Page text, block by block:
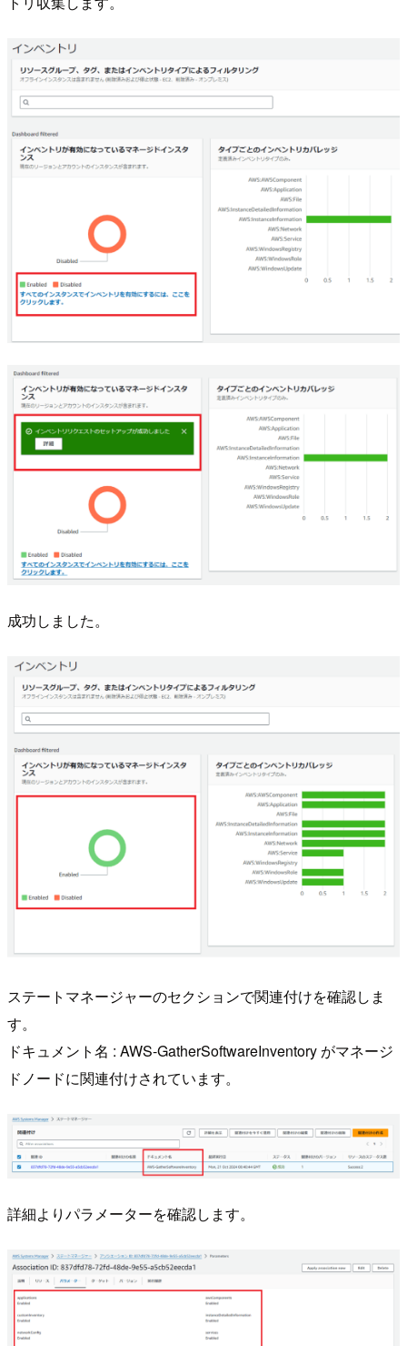
成功しました。
ステートマネージャーのセクションで関連付けを確認しま
す。
ドキュメント名 : AWS-GatherSoftwareInventory がマネージ
ドノードに関連付けされています。
詳細よりパラメーターを確認します。